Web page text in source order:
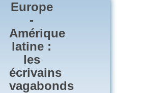
Europe
-
Amérique
latine :
les
écrivains
vagabonds